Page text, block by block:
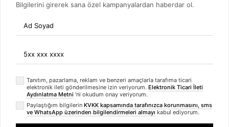
FIRSATLARIYAKALA
Bülten Üyeliği
arrow_forward
Bilgilerini girerek sana özel kampanyalardan haberdar ol.
Tanıtım, pazarlama, reklam ve benzeri amaçlarla tarafıma ticari
elektronik ileti gönderilmesine izin veriyorum. Elektronik Ticari İleti
Aydınlatma Metni 'ni okudum onay veriyorum.
Paylaştığım bilgilerin KVKK kapsamında tarafınızca korunmasını, sms
ve WhatsApp üzerinden bilgilendirmeleri almayı kabul ediyorum.